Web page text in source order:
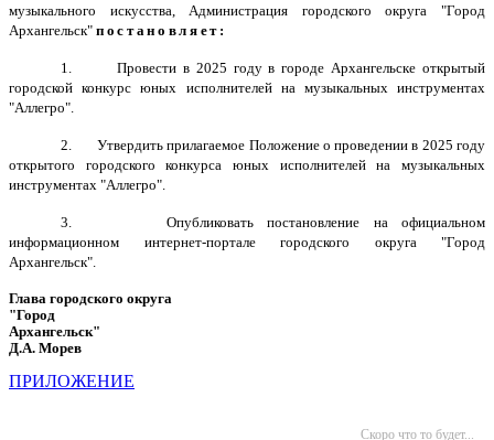
музыкального искусства, Администрация городского округа "Город
Архангельск" постановляет:
1. Провести в 2025 году в городе Архангельске открытый
городской конкурс юных исполнителей на музыкальных инструментах
"Аллегро".
2. Утвердить прилагаемое Положение о проведении в 2025 году
открытого городского конкурса юных исполнителей на музыкальных
инструментах "Аллегро".
3. Опубликовать постановление на официальном
информационном интернет-портале городского округа "Город
Архангельск".
Глава городского округа
"Город
Д.А. Морев
ПРИЛОЖЕНИЕ
Скоро что то будет...